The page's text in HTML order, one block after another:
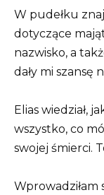
W pudełku
dotyczące
nazwisko, a
dały mi szansę
Elias wiedział,
wszystko, co
swojej śmierci.
Wprowadziłam